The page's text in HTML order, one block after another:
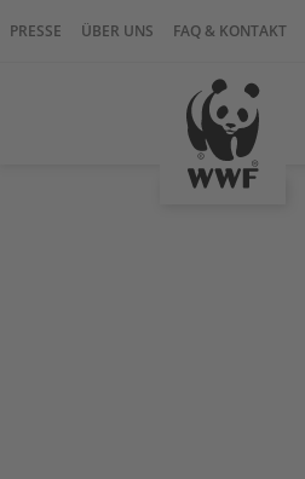
PRESSE ÜBER UNS FAQ & KONTAKT